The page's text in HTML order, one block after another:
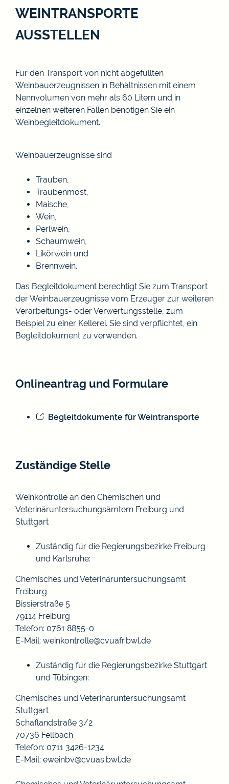
WEINTRANSPORTE
AUSSTELLEN
Für den Transport von nicht abgefüllten
Weinbauerzeugnissen in Behältnissen mit einem
Nennvolumen von mehr als 60 Litern und in
einzelnen weiteren Fällen benötigen Sie ein
Weinbegleitdokument.
Weinbauerzeugnisse sind
Trauben,
Traubenmost,
Maische,
Wein,
Perlwein,
Schaumwein,
Likörwein und
Brennwein.
Das Begleitdokument berechtigt Sie zum Transport
der Weinbauerzeugnisse vom Erzeuger zur weiteren
Verarbeitungs- oder Verwertungsstelle, zum
Beispiel zu einer Kellerei. Sie sind verpflichtet, ein
Begleitdokument zu verwenden.
Onlineantrag und Formulare
Begleitdokumente für Weintransporte
Zuständige Stelle
Weinkontrolle an den Chemischen und
Veterinäruntersuchungsämtern Freiburg und
Stuttgart
Zuständig für die Regierungsbezirke Freiburg
und Karlsruhe:
Chemisches und Veterinäruntersuchungsamt
Freiburg
Bissierstraße 5
79114 Freiburg
Telefon: 0761 8855-0
E-Mail: weinkontrolle@cvuafr.bwl.de
Zuständig für die Regierungsbezirke Stuttgart
und Tübingen:
Chemisches und Veterinäruntersuchungsamt
Stuttgart
Schaflandstraße 3/2
70736 Fellbach
Telefon: 0711 3426-1234
E-Mail: eweinbv@cvuas.bwl.de